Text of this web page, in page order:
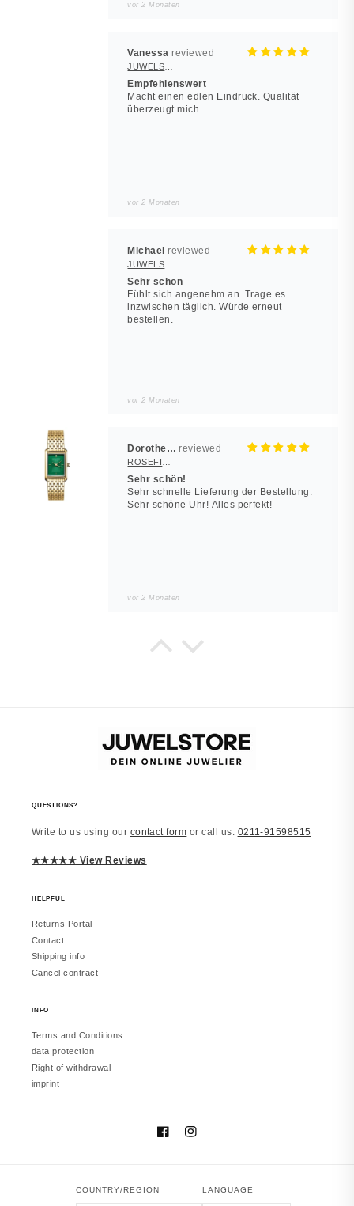
vor 2 Monaten
Vanessa
Empfehlenswert
Macht einen edlen Eindruck. Qualität
überzeugt mich.
vor 2 Monaten
Michael
Sehr schön
Fühlt sich angenehm an. Trage es
inzwischen täglich. Würde erneut
bestellen.
vor 2 Monaten
Dorothea Hilbert
Sehr schön!
Sehr schnelle Lieferung der Bestellung.
Sehr schöne Uhr! Alles perfekt!
vor 2 Monaten
Noah
vor 2 Monaten
QUESTIONS?
Write to us using our contact form or call us: 0211-91598515
★★★★★ View Reviews
HELPFUL
Returns Portal
Contact
Shipping info
Cancel contract
INFO
Terms and Conditions
data protection
Right of withdrawal
imprint
FacebookInstagram
COUNTRY/REGION LANGUAGE